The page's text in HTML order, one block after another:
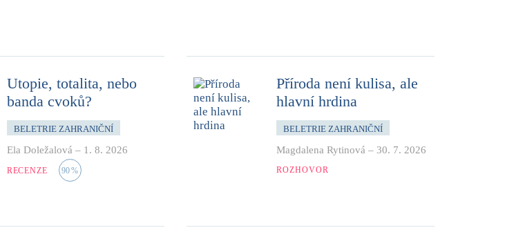
Utopie, totalita, nebo
banda cvoků?
BELETRIE ZAHRANIČNÍ
Ela Doležalová – 1. 8. 2026
RECENZE 90%
Příroda není kulisa, ale
hlavní hrdina
BELETRIE ZAHRANIČNÍ
Magdalena Rytinová –30. 7. 2026
ROZHOVOR